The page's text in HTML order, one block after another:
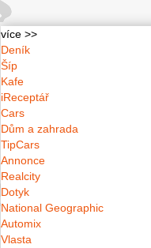
více >>
Deník
Šíp
Kafe
iReceptář
Cars
Dům a zahrada
TipCars
Annonce
Realcity
Dotyk
National Geographic
Automix
Vlasta